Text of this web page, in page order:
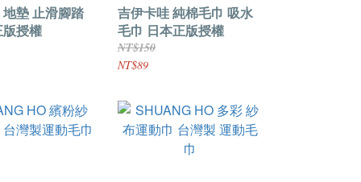
墊 止滑腳踏
授權
吉伊卡哇 純棉毛巾 吸水
毛巾 日本正版授權
NT$150
NT$89